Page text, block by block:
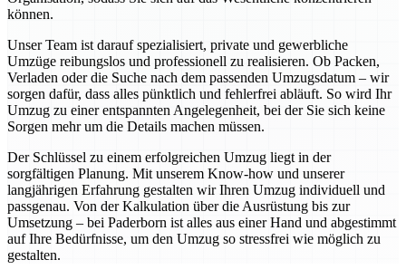
können.
Unser Team ist darauf spezialisiert, private und gewerbliche
Umzüge reibungslos und professionell zu realisieren. Ob Packen,
Verladen oder die Suche nach dem passenden Umzugsdatum – wir
sorgen dafür, dass alles pünktlich und fehlerfrei abläuft. So wird Ihr
Umzug zu einer entspannten Angelegenheit, bei der Sie sich keine
Sorgen mehr um die Details machen müssen.
Der Schlüssel zu einem erfolgreichen Umzug liegt in der
sorgfältigen Planung. Mit unserem Know-how und unserer
langjährigen Erfahrung gestalten wir Ihren Umzug individuell und
passgenau. Von der Kalkulation über die Ausrüstung bis zur
Umsetzung – bei Paderborn ist alles aus einer Hand und abgestimmt
auf Ihre Bedürfnisse, um den Umzug so stressfrei wie möglich zu
gestalten.